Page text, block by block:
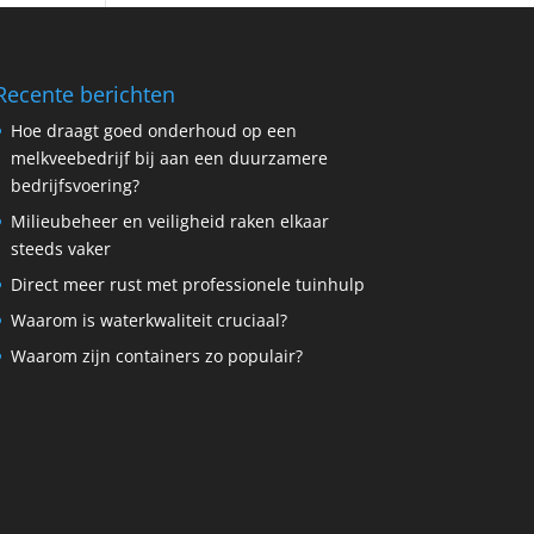
berichten
Hoe draagt goed onderhoud op een
melkveebedrijf bij aan een duurzamere
bedrijfsvoering?
Milieubeheer en veiligheid raken elkaar
steeds vaker
Direct meer rust met professionele tuinhulp
Waarom is waterkwaliteit cruciaal?
Waarom zijn containers zo populair?